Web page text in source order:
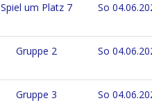
Spiel um Platz 7 So
Gruppe 2 So
Gruppe 3 So